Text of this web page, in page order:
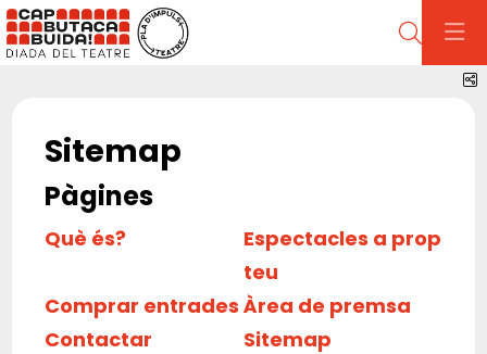
Cerca
Sitemap
Pàgines
Què és?
Espectacles a prop
teu
Comprar entrades Àrea de premsa
Contactar
Sitemap